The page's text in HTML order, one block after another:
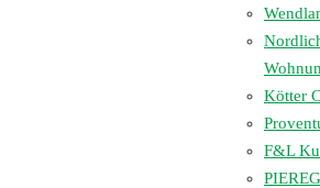
Kötter
F&L